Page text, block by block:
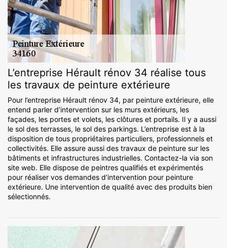
L’entreprise Hérault rénov 34 réalise tous
les travaux de peinture extérieure
Pour l’entreprise Hérault rénov 34, par peinture extérieure, elle
entend parler d’intervention sur les murs extérieurs, les
façades, les portes et volets, les clôtures et portails. Il y a aussi
le sol des terrasses, le sol des parkings. L’entreprise est à la
disposition de tous propriétaires particuliers, professionnels et
collectivités. Elle assure aussi des travaux de peinture sur les
bâtiments et infrastructures industrielles. Contactez-la via son
site web. Elle dispose de peintres qualifiés et expérimentés
pour réaliser vos demandes d’intervention pour peinture
extérieure. Une intervention de qualité avec des produits bien
sélectionnés.